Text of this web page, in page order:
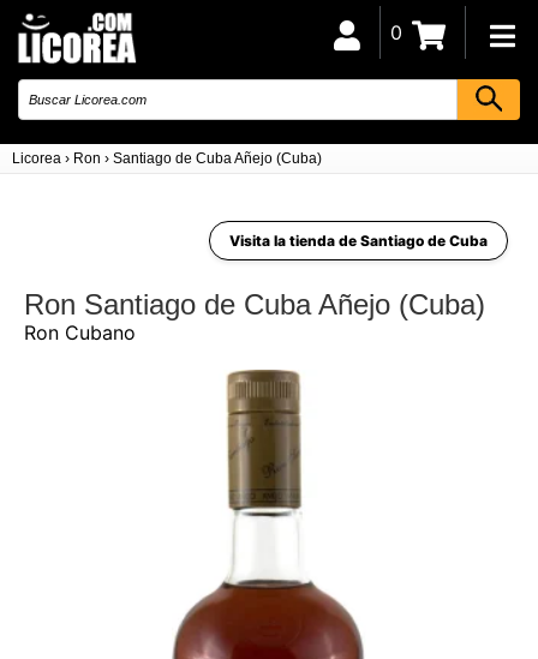
Licorea › Ron › Santiago de Cuba Añejo (Cuba)
0
Visita la tienda de Santiago de Cuba
Ron Santiago de Cuba Añejo (Cuba)
Ron Cubano